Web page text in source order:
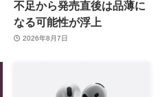
不足から発売直後は品薄に
なる可能性が浮上
2026年8月7日